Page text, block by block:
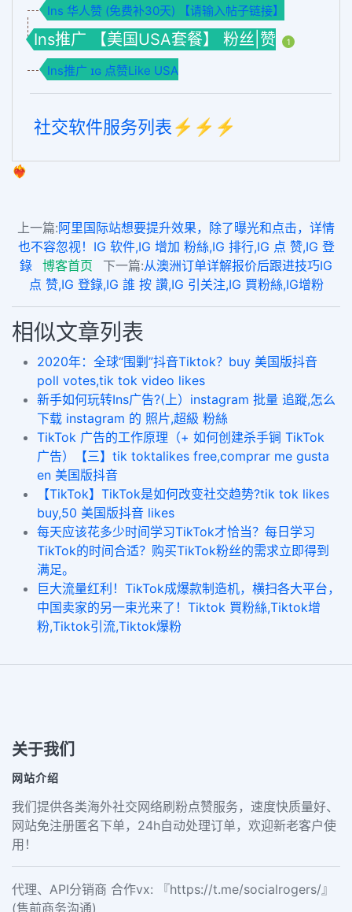
Ins 华人赞 (免费补30天) 【请输入帖子链接】
Ins推广 【美国USA套餐】 粉丝|赞 1
Ins推广 ɪɢ 点赞Like USA
社交软件服务列表⚡️⚡️⚡️
❤️‍🔥
上一篇:阿里国际站想要提升效果，除了曝光和点击，详情
也不容忽视！IG 软件,IG 增加 粉絲,IG 排行,IG 点 赞,IG 登
錄
博客首页 下一篇:从澳洲订单详解报价后跟进技巧IG
点 赞,IG 登錄,IG 誰 按 讚,IG 引关注,IG 買粉絲,IG增粉
相似文章列表
2020年：全球“围剿”抖音Tiktok？buy 美国版抖音
poll votes,tik tok video likes
新手如何玩转Ins广告?(上）instagram 批量 追蹤,怎么
下载 instagram 的 照片,超級 粉絲
TikTok 广告的工作原理（+ 如何创建杀手锏 TikTok
广告）【三】tik toktalikes free,comprar me gusta
en 美国版抖音
【TikTok】TikTok是如何改变社交趋势?tik tok likes
buy,50 美国版抖音 likes
每天应该花多少时间学习TikTok才恰当？每日学习
TikTok的时间合适？购买TikTok粉丝的需求立即得到
满足。
巨大流量红利！TikTok成爆款制造机，横扫各大平台，
中国卖家的另一束光来了！Tiktok 買粉絲,Tiktok增
粉,Tiktok引流,Tiktok爆粉
关于我们
网站介绍
我们提供各类海外社交网络刷粉点赞服务，速度快质量好、
网站免注册匿名下单，24h自动处理订单，欢迎新老客户使
用！
代理、API分销商 合作vx: 『https://t.me/socialrogers/』
(售前商务沟通)